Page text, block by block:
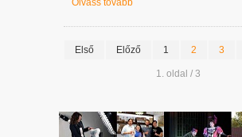
Olvass tovább
Első Előző 1 2 3
1. oldal / 3